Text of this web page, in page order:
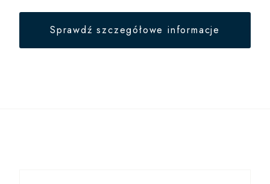
Sprawdź szczegółowe informacje